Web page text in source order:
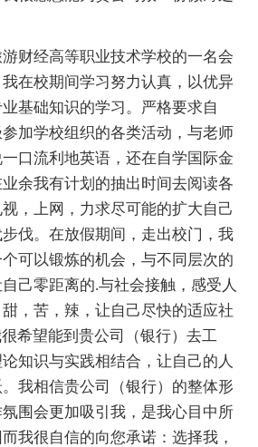
经高等职业技术学校的一名会
在校期间学习努力认真，以优异
基础知识的学习。严格要求自
加学校组织的各类活动，与老师
口流利地英语，还在自学国际金
余我有计划的抽出时间去阅读各
，上网，力求尽可能的扩大自己
伐。在放假期间，走出校门，我
可以锻炼的机会，与不同层次的
己零距离的.与社会接触，感受人
，苦，辣，让自己尽快的适应社
希望能到贵公司（银行）去工
知识与实践相结合，让自己的人
我相信贵公司（银行）的整体形
围会更加吸引我，是我心目中所
我很自信的向您承诺：选择我，